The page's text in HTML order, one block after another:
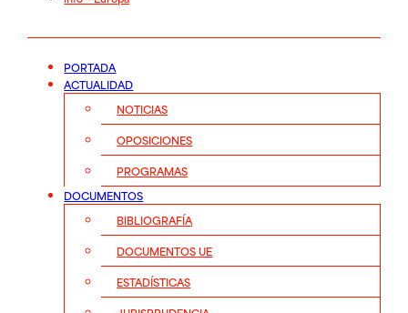
PORTADA
ACTUALIDAD
NOTICIAS
OPOSICIONES
PROGRAMAS
DOCUMENTOS
BIBLIOGRAFÍA
DOCUMENTOS UE
ESTADÍSTICAS